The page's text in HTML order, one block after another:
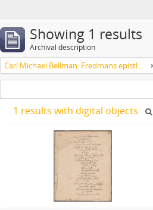
Showing 1 results
Archival description
Carl Michael Bellman: Fredmans epistlar och sånger m.fl. Bellman-texter
1 results with digital objects